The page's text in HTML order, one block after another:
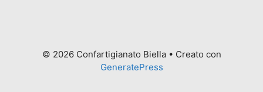
© 2026 Confartigianato Biella• Creato con
GeneratePress